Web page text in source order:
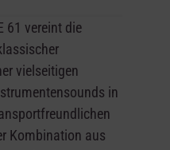
61 vereint die
vielseitigen
in
Kombination aus